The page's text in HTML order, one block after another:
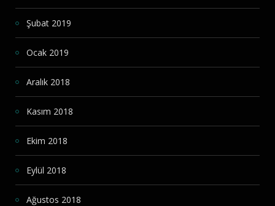
Şubat 2019
Ocak 2019
Aralık 2018
Kasım 2018
Ekim 2018
Eylül 2018
Ağustos 2018